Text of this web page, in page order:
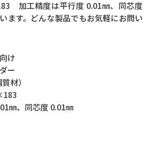
加工精度は平行度 0.01㎜、同芯度
ます。どんな製品でもお気軽にお問い
け
ー
材）
㎜、同芯度 0.01㎜